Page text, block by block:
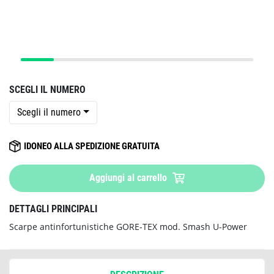
SCEGLI IL NUMERO
Scegli il numero
IDONEO ALLA SPEDIZIONE GRATUITA
Aggiungi al carrello
DETTAGLI PRINCIPALI
Scarpe antinfortunistiche GORE-TEX mod. Smash U-Power